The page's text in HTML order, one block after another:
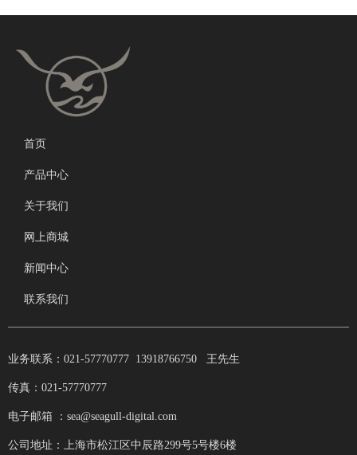
首页
产品中心
关于我们
网上商城
新闻中心
联系我们
业务联系：021-57770777 13918766750 王先生
传真：021-57770777
电子邮箱 ：sea@seagull-digital.com
公司地址：上海市松江区中辰路299号5号楼6楼